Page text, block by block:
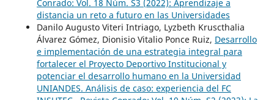
Conrado: Vol. 18 Núm. S3 (2022): Aprendizaje a
distancia un reto a futuro en las Universidades
Danilo Augusto Viteri Intriago, Lyzbeth Kruscthalia
Álvarez Gómez, Dionisio Vitalio Ponce Ruiz, Desarrollo
e implementación de una estrategia integral para
fortalecer el Proyecto Deportivo Institucional y
potenciar el desarrollo humano en la Universidad
UNIANDES. Análisis de caso: experiencia del FC